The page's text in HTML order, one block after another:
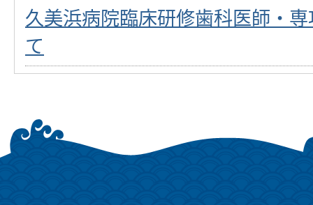
久美浜病院臨床研修歯科医師・
て